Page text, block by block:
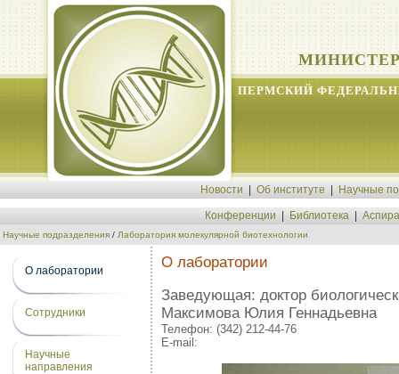
ПЕРМСКИЙ
Новости Об институте Научные
Конференции Библиотека
Научные подразделения / Лаборатория молекулярной биотехнологии
О лаборатории
Сотрудники
Научные
направления
О лаборатории
Заведующая: доктор
Максимова Юлия Геннадьевна
Телефон: (342) 212-44-76
E-mail: